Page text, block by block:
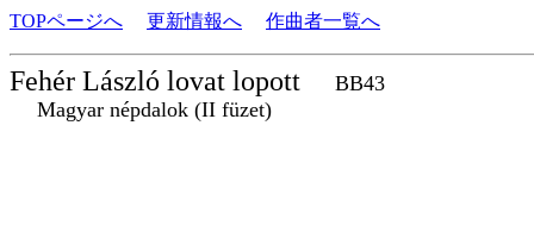
TOPページへ 更新情報へ 作曲者一覧へ
Fehér László lovat lopott
BB43
Magyar népdalok (II füzet)